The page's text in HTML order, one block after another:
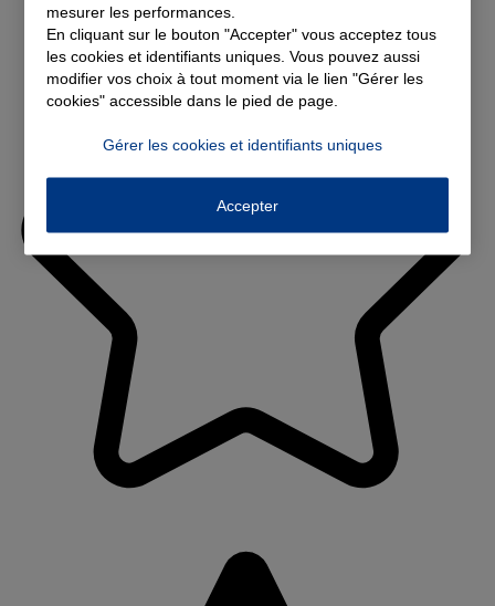
mesurer les performances.
En cliquant sur le bouton "Accepter" vous acceptez tous
les cookies et identifiants uniques. Vous pouvez aussi
modifier vos choix à tout moment via le lien "Gérer les
cookies" accessible dans le pied de page.
Gérer les cookies et identifiants uniques
Accepter